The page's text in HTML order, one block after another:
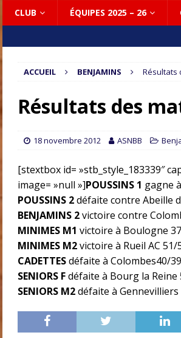
CLUB ÉQUIPES 2025 – 26
ACCUEIL BENJAMINS Résultats
Résultats des
18 novembre 2012 ASNBB
[stextbox id= »stb_style_183339″
image= »null »]POUSSINS 1 gagne
POUSSINS 2défaite contre Abeille
BENJAMINS 2victoire contre
MINIMES M1 victoire à Boulogne
MINIMES M2victoire à Rueil AC 51/
CADETTESdéfaite à Colombes40/39
SENIORS Fdéfaite à Bourg la Reine
SENIORS M2défaite à